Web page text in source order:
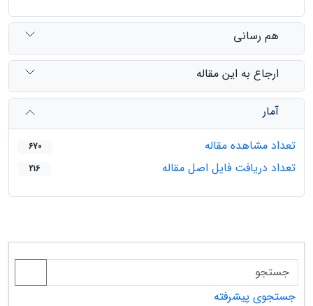
هم رسانی
ارجاع به این مقاله
آمار
تعداد مشاهده مقاله
670
تعداد دریافت فایل اصل مقاله 216
جستجوی پیشرفته